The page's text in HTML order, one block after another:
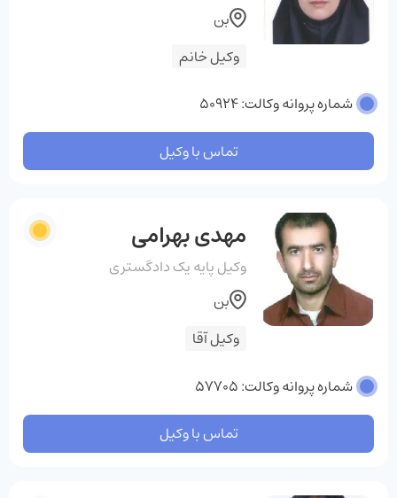
وکیل خانم
بن
شماره پروانه وکالت: 50924
تماس با وکیل
مهدی بهرامی
وکیل پایه یک دادگستری
وکیل آقا
بن
شماره پروانه وکالت: 57705
تماس با وکیل